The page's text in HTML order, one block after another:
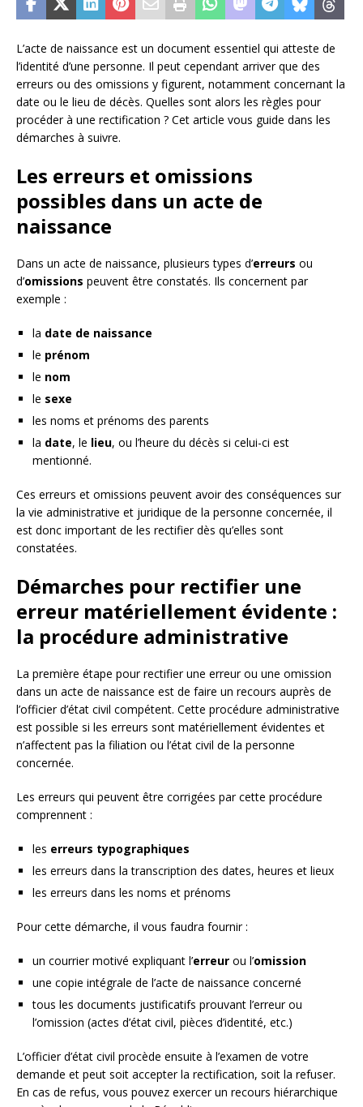
L’acte de naissance est un document essentiel qui atteste de
l’identité d’une personne. Il peut cependant arriver que des
erreurs ou des omissions y figurent, notamment concernant la
date ou le lieu de décès. Quelles sont alors les règles pour
procéder à une rectification ? Cet article vous guide dans les
démarches à suivre.
Les erreurs et omissions
possibles dans un acte de
naissance
Dans un acte de naissance, plusieurs types d’erreurs ou
d’omissions peuvent être constatés. Ils concernent par
exemple :
la date de naissance
le prénom
le nom
le sexe
les noms et prénoms des parents
la date, le lieu, ou l’heure du décès si celui-ci est
mentionné.
Ces erreurs et omissions peuvent avoir des conséquences sur
la vie administrative et juridique de la personne concernée, il
est donc important de les rectifier dès qu’elles sont
constatées.
Démarches pour rectifier une
erreur matériellement évidente :
la procédure administrative
La première étape pour rectifier une erreur ou une omission
dans un acte de naissance est de faire un recours auprès de
l’officier d’état civil compétent. Cette procédure administrative
est possible si les erreurs sont matériellement évidentes et
n’affectent pas la filiation ou l’état civil de la personne
concernée.
Les erreurs qui peuvent être corrigées par cette procédure
comprennent :
les erreurs typographiques
les erreurs dans la transcription des dates, heures et lieux
les erreurs dans les noms et prénoms
Pour cette démarche, il vous faudra fournir :
un courrier motivé expliquant l’erreur ou l’omission
une copie intégrale de l’acte de naissance concerné
tous les documents justificatifs prouvant l’erreur ou
l’omission (actes d’état civil, pièces d’identité, etc.)
L’officier d’état civil procède ensuite à l’examen de votre
demande et peut soit accepter la rectification, soit la refuser.
En cas de refus, vous pouvez exercer un recours hiérarchique